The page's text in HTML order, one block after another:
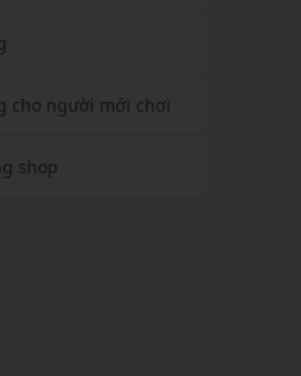
cho người mới chơi
shop